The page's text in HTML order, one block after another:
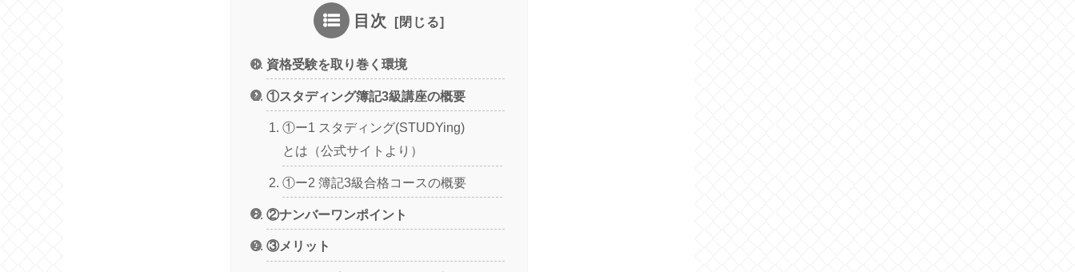
目次
資格受験を取り巻く環境
①スタディング簿記3級講座の概要
①ー1 スタディング(STUDYing)
とは（公式サイトより）
①ー2 簿記3級合格コースの概要
②ナンバーワンポイント
③メリット